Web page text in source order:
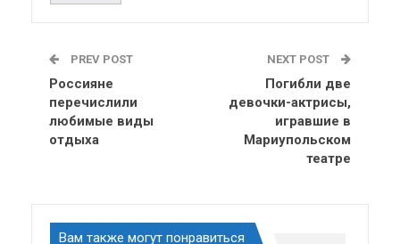
PREV POST
Россияне
перечислили
любимые виды
отдыха
NEXT POST
Погибли две
девочки-актрисы,
игравшие в
Мариупольском
театре
Вам также могут понравиться